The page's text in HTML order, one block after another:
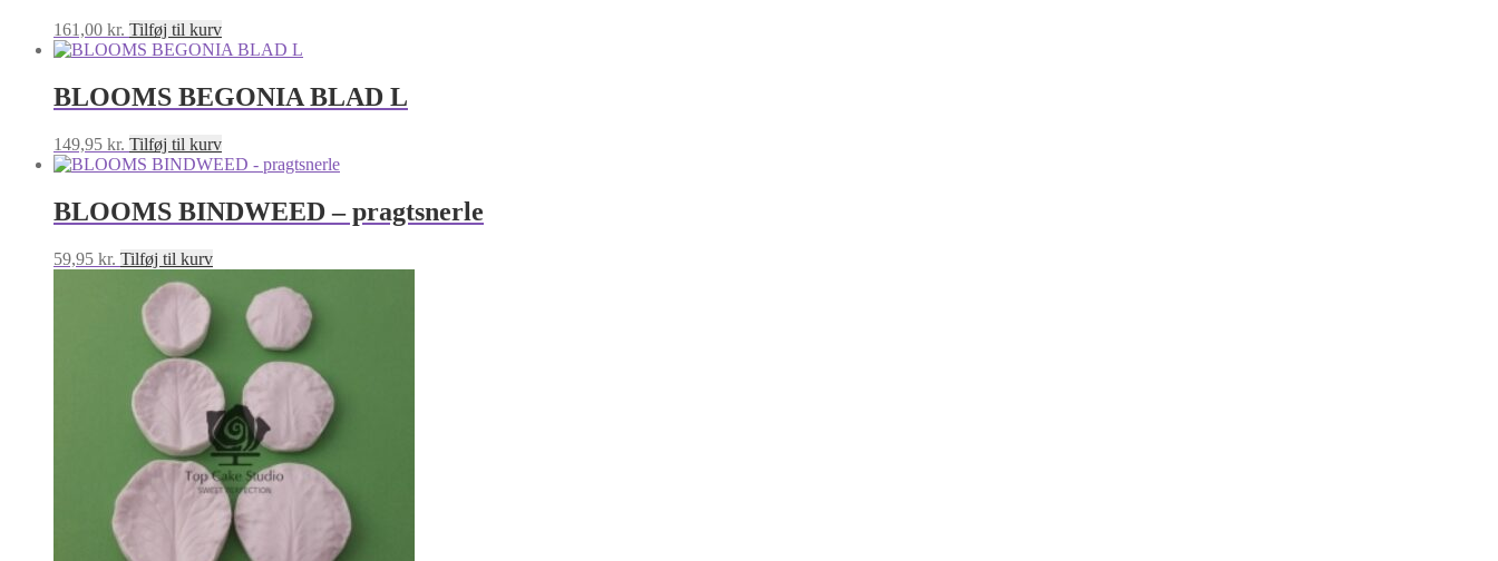
161,00 kr. Tilføj til kurv
BLOOMS BEGONIA BLAD L
149,95 kr. Tilføj til kurv
BLOOMS BINDWEED – pragtsnerle
59,95 kr. Tilføj til kurv